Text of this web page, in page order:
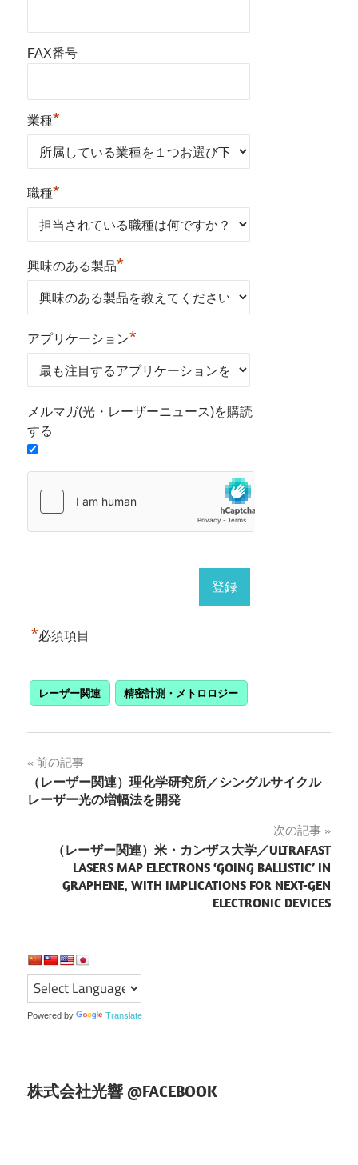
FAX番号
業種*
職種*
興味のある製品*
アプリケーション*
メルマガ(光・レーザーニュース)を購読
する
*必須項目
レーザー関連 精密計測・メトロロジー
投
稿
シ
ョ
ン
前の記事
（レーザー関連）理化学研究所／シングルサイクル
レーザー光の増幅法を開発
次の記事
（レーザー関連）米・カンザス大学／ULTRAFAST
LASERS MAP ELECTRONS ‘GOING BALLISTIC’ IN
GRAPHENE, WITH IMPLICATIONS FOR NEXT-GEN
ELECTRONIC DEVICES
Powered by Translate
株式会社光響 @FACEBOOK